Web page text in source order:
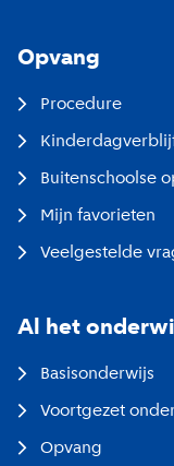
Opvang
Procedure
Buitenschoolse
Mijn favorieten
Veelgestelde
Al het
Basisonderwijs
Voortgezet
Opvang